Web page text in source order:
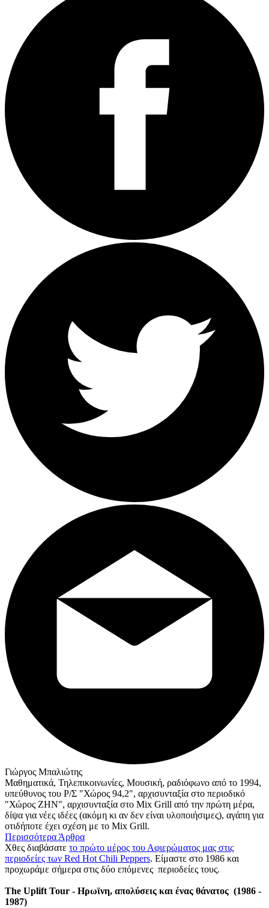
Γιώργος Μπαλιώτης
Μαθηματικά, Τηλεπικοινωνίες, Μουσική, ραδιόφωνο από το 1994,
υπεύθυνος του Ρ/Σ "Χώρος 94,2", αρχισυνταξία στο περιοδικό
"Χώρος ΖΗΝ", αρχισυνταξία στο Mix Grill από την πρώτη μέρα,
δίψα για νέες ιδέες (ακόμη κι αν δεν είναι υλοποιήσιμες), αγάπη για
οτιδήποτε έχει σχέση με το Mix Grill.
Περισσότερα Άρθρα
Χθες διαβάσατε το πρώτο μέρος του Αφιερώματος μας στις
περιοδείες των Red Hot Chili Peppers. Είμαστε στο 1986 και
προχωράμε σήμερα στις δύο επόμενες περιοδείες τους.
The Uplift Tour - Ηρωϊνη, απολύσεις και ένας θάνατος (1986 -
1987)